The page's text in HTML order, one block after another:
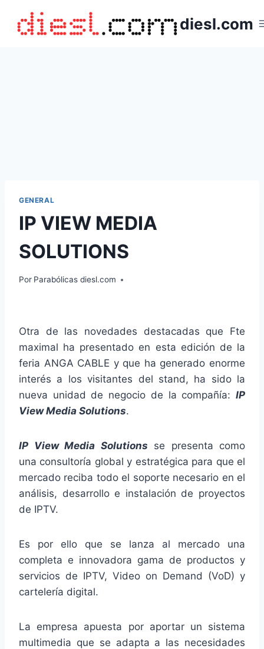
contenido
diesl.com
GENERAL
IP VIEW MEDIA
SOLUTIONS
Por Parabólicas diesl.com
Otra de las novedades destacadas que Fte
maximal ha presentado en esta edición de la
feria ANGA CABLE y que ha generado enorme
interés a los visitantes del stand, ha sido la
nueva unidad de negocio de la compañía: IP
View Media Solutions.
IP View Media Solutions se presenta como
una consultoría global y estratégica para que el
mercado reciba todo el soporte necesario en el
análisis, desarrollo e instalación de proyectos
de IPTV.
Es por ello que se lanza al mercado una
completa e innovadora gama de productos y
servicios de IPTV, Video on Demand (VoD) y
cartelería digital.
La empresa apuesta por aportar un sistema
multimedia que se adapta a las necesidades